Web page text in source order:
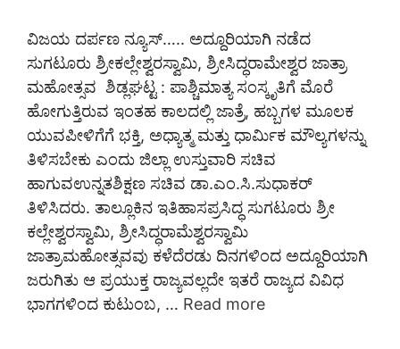
ವಿಜಯ ದರ್ಪಣ ನ್ಯೂಸ್….. ಅದ್ದೂರಿಯಾಗಿ ನಡೆದ
ಸುಗಟೂರು ಶ್ರೀಕಲ್ಲೇಶ್ವರಸ್ವಾಮಿ, ಶ್ರೀಸಿದ್ಧರಾಮೇಶ್ವರ ಜಾತ್ರಾ
ಮಹೋತ್ಸವ ಶಿಡ್ಲಘಟ್ಟ : ಪಾಶ್ಚಿಮಾತ್ಯ ಸಂಸ್ಕೃತಿಗೆ ಮೊರೆ
ಹೋಗುತ್ತಿರುವ ಇಂತಹ ಕಾಲದಲ್ಲಿ ಜಾತ್ರೆ, ಹಬ್ಬಗಳ ಮೂಲಕ
ಯುವಪೀಳಿಗೆಗೆ ಭಕ್ತಿ, ಅಧ್ಯಾತ್ಮ ಮತ್ತು ಧಾರ್ಮಿಕ ಮೌಲ್ಯಗಳನ್ನು
ತಿಳಿಸಬೇಕು ಎಂದು ಜಿಲ್ಲಾ ಉಸ್ತುವಾರಿ ಸಚಿವ
ಹಾಗುವಉನ್ನತಶಿಕ್ಷಣ ಸಚಿವ ಡಾ.ಎಂ.ಸಿ.ಸುಧಾಕರ್
ತಿಳಿಸಿದರು. ತಾಲ್ಲೂಕಿನ ಇತಿಹಾಸಪ್ರಸಿದ್ಧ ಸುಗಟೂರು ಶ್ರೀ
ಕಲ್ಲೇಶ್ವರಸ್ವಾಮಿ, ಶ್ರೀಸಿದ್ಧರಾಮೆಶ್ವರಸ್ವಾಮಿ
ಜಾತ್ರಾಮಹೋತ್ಸವವು ಕಳೆದೆರಡು ದಿನಗಳಿಂದ ಅದ್ದೂರಿಯಾಗಿ
ಜರುಗಿತು ಆ ಪ್ರಯುಕ್ತ ರಾಜ್ಯವಲ್ಲದೇ ಇತರೆ ರಾಜ್ಯದ ವಿವಿಧ
ಭಾಗಗಳಿಂದ ಕುಟುಂಬ, … Read more